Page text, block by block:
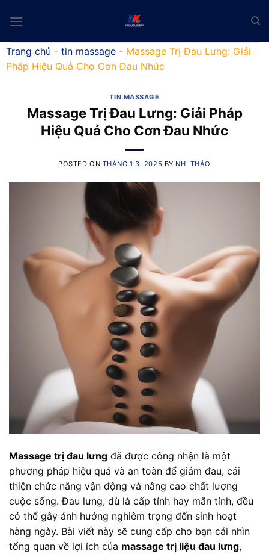
Trang chủ - tin massage - Massage Trị Đau Lưng: Giải
Pháp Hiệu Quả Cho Cơn Đau Nhức
TIN MASSAGE
Massage Trị Đau Lưng: Giải Pháp
Hiệu Quả Cho Cơn Đau Nhức
POSTED ON THÁNG 1 3, 2025 BY NHI THẢO
Massage trị đau lưng đã được công nhận là một
phương pháp hiệu quả và an toàn để giảm đau, cải
thiện chức năng vận động và nâng cao chất lượng
cuộc sống. Đau lưng, dù là cấp tính hay mãn tính, đều
có thể gây ảnh hưởng nghiêm trọng đến sinh hoạt
hàng ngày. Bài viết này sẽ cung cấp cho bạn cái nhìn
tổng quan về lợi ích của massage trị liệu đau lưng,